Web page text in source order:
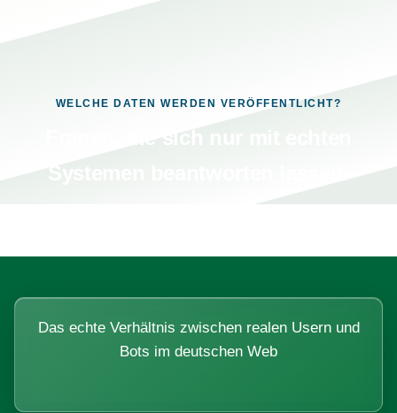
WELCHE DATEN WERDEN VERÖFFENTLICHT?
Das echte Verhältnis zwischen realen Usern und
Bots im deutschen Web